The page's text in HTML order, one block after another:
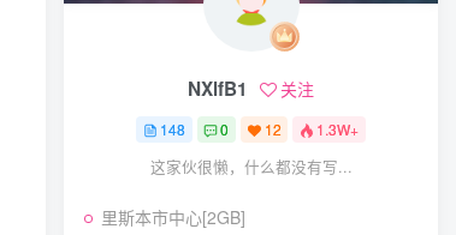
NXlfB1 关注
148 0 12 1.3W+
这家伙很懒，什么都没有写...
里斯本市中心[2GB]